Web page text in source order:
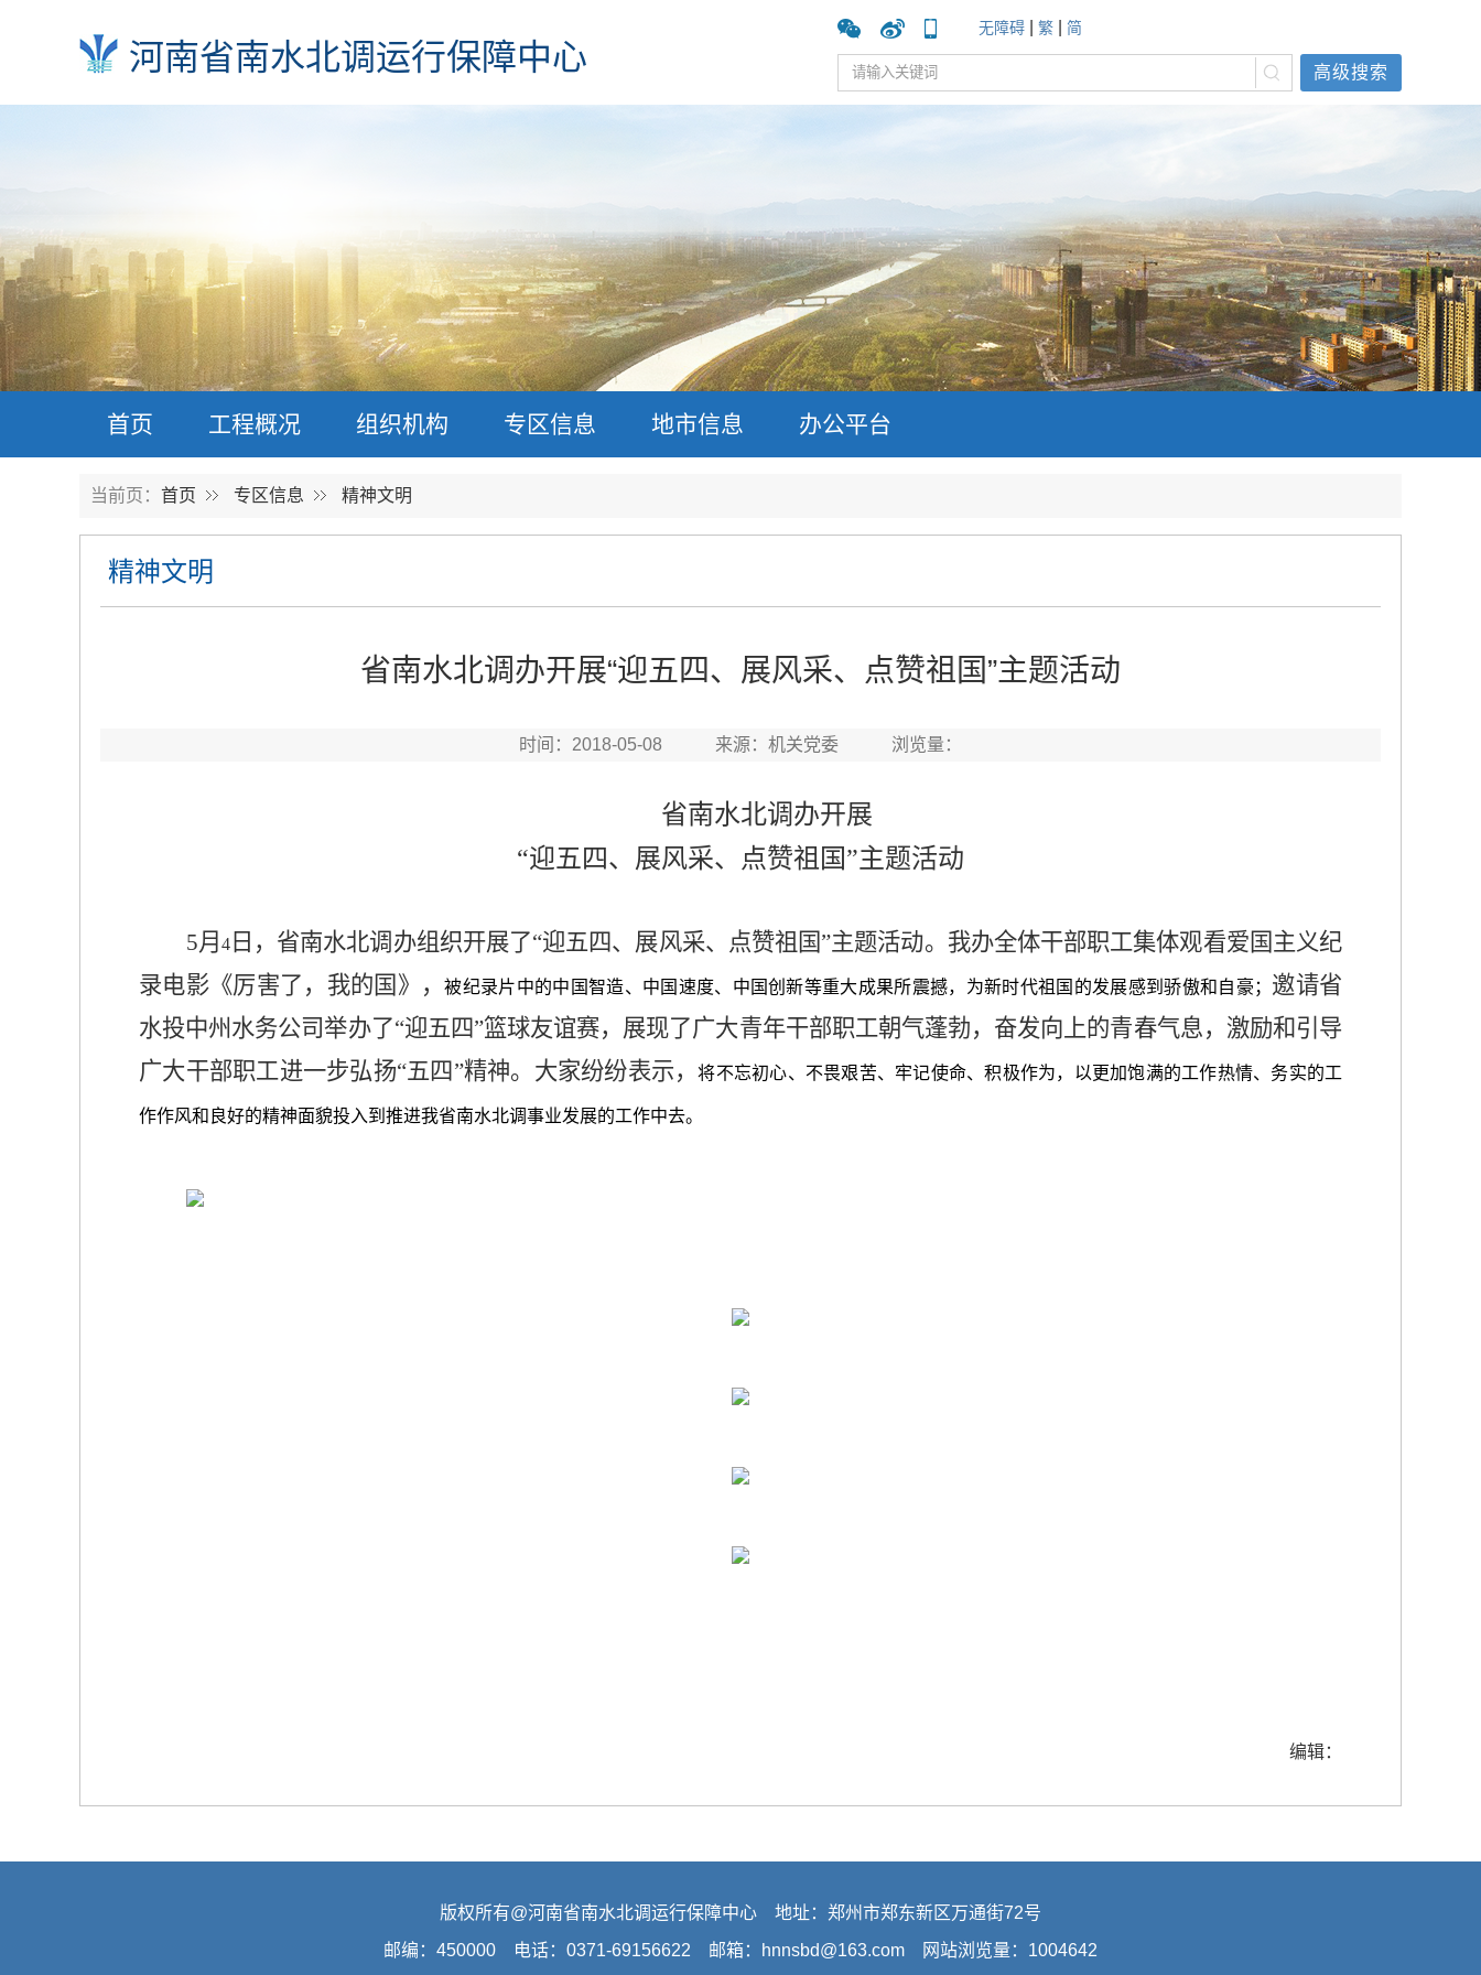
河南省南水北调运行保障中心
无障碍 繁 简
高级搜索
首页 工程概况 组织机构 专区信息 地市信息 办公平台
当前页： 首页 专区信息 精神文明
精神文明
省南水北调办开展“迎五四、展风采、点赞祖国”主题活动
时间：2018-05-08 来源：机关党委 浏览量：
省南水北调办开展
“迎五四、展风采、点赞祖国”主题活动
5月 4日，省南水北调办组织开展了“迎五四、展风采、点赞祖国”主题活动。我办全体干部职工集体观看爱国主义纪
录电影《厉害了，我的国》，被纪录片中的中国智造、中国速度、中国创新等重大成果所震撼，为新时代祖国的发展感到骄傲和自豪； 邀请省
水投中州水务公司举办了“迎五四”篮球友谊赛，展现了广大青年干部职工朝气蓬勃，奋发向上的青春气息，激励和引导
广大干部职工进一步弘扬“五四”精神。大家纷纷表示，将不忘初心、不畏艰苦、牢记使命、积极作为，以更加饱满的工作热情、务实的工
作作风和良好的精神面貌投入到推进我省南水北调事业发展的工作中去。
编辑：
版权所有@河南省南水北调运行保障中心 地址：郑州市郑东新区万通街72号
邮编：450000 电话：0371-69156622 邮箱：hnnsbd@163.com 网站浏览量： 1004642